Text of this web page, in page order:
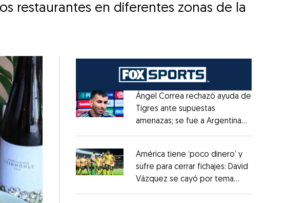
restaurantes en diferentes zonas de la
Opens in new window
Ángel Correa rechazó ayuda de
Tigres ante supuestas
amenazas; se fue a Argentina
Opens in new window
América tiene ‘poco dinero’ y
sufre para cerrar fichajes: David
Vázquez se cayó por tema